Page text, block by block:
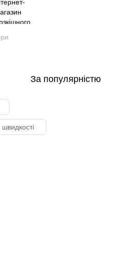
За популярністю